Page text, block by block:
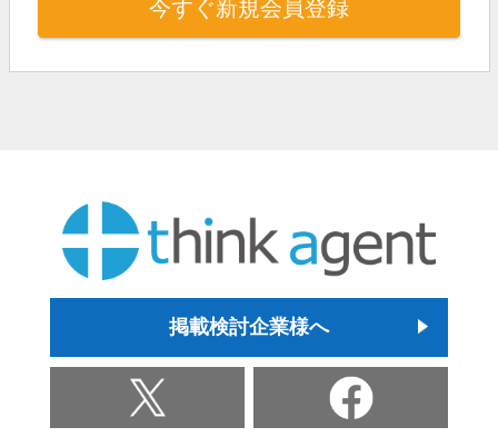
今すぐ新規会員登録
掲載検討企業様へ